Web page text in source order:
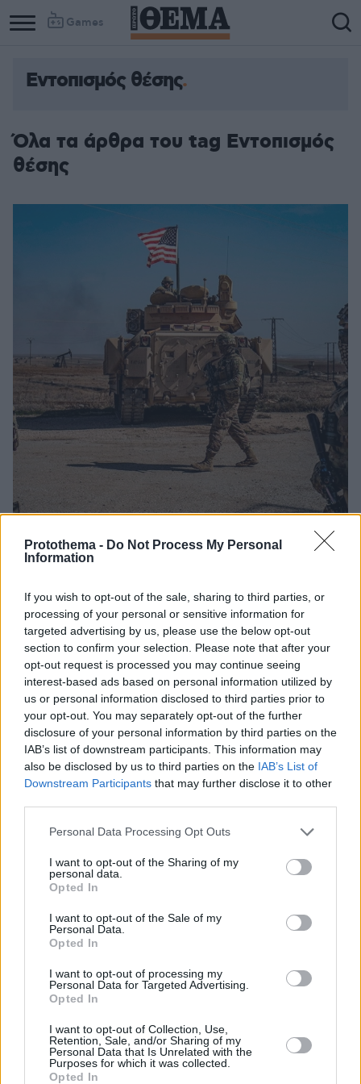
Protothema - Do Not Process My Personal
Information
If you wish to opt-out of the sale, sharing to third parties, or
processing of your personal or sensitive information for
targeted advertising by us, please use the below opt-out
section to confirm your selection. Please note that after your
opt-out request is processed you may continue seeing
interest-based ads based on personal information utilized by
us or personal information disclosed to third parties prior to
your opt-out. You may separately opt-out of the further
disclosure of your personal information by third parties on the
IAB’s list of downstream participants. This information may
also be disclosed by us to third parties on the IAB’s List of
Downstream Participants that may further disclose it to other
Please note that this website/app uses one or more Google
not limited to your visit or usage behaviour. You may click to
grant or deny consent to Google and its third-party tags to
use your data for below specified purposes in below Google
consent section.
Personal Data Processing Opt Outs
I want to opt-out of the Sharing of my
personal data.
Opted In
I want to opt-out of the Sale of my
Personal Data.
Opted In
I want to opt-out of processing my
Personal Data for Targeted Advertising.
Opted In
I want to opt-out of Collection, Use,
Retention, Sale, and/or Sharing of my
Personal Data that Is Unrelated with the
Purposes for which it was collected.
Opted In
Games
Column
Column
Εντοπισμός θέσης
Όλα τα άρθρα του tag Εντοπισμός
θέσης
εφαρμογές στοχοποιούνται Αμερικανοί στρατιώτες
στον Περσικό Κόλπο
Δεδομένα από smartphones που συγκεντρώνονται
κυρίως για διαφημιστικούς σκοπούς,
χρησιμοποιούνται για τη στόχευση στρατιωτών σε
εμπόλεμες ζώνες, σύμφωνα με στοιχεία που έχει στη
διάθεσή του το Πεντάγωνο
28.05.2026, 14:10